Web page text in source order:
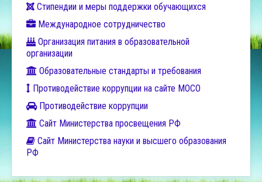
Стипендии и меры поддержки обучающихся
Международное сотрудничество
Организация питания в образовательной
организации
Образовательные стандарты и требования
Противодействие коррупции на сайте МОСО
Противодействие коррупции
Сайт Министерства просвещения РФ
Сайт Министерства науки и высшего образования
РФ